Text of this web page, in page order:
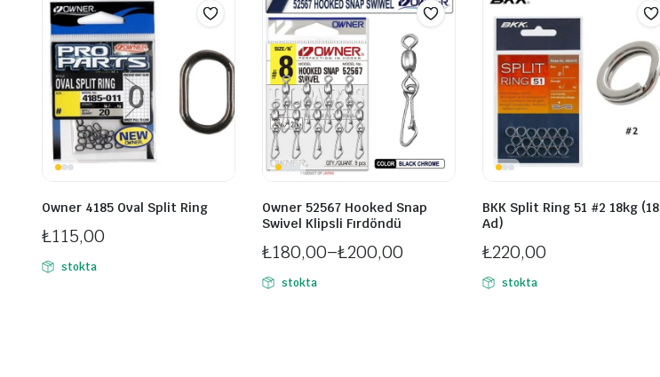
Owner 4185 Oval Split Ring
₺115,00
stokta
Owner 52567 Hooked Snap
Swivel Klipsli Fırdöndü
₺180,00–₺200,00
Fiyat
aralığı:
stokta
BKK Split Ring 51 #2 18kg (18
Ad)
₺220,00
stokta